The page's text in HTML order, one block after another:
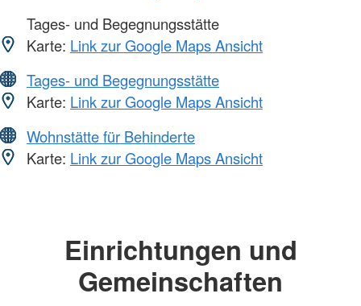
Tages- und Begegnungsstätte
Karte: Link zur Google Maps Ansicht
Tages- und Begegnungsstätte
Karte: Link zur Google Maps Ansicht
Wohnstätte für Behinderte
Karte: Link zur Google Maps Ansicht
Einrichtungen und
Gemeinschaften